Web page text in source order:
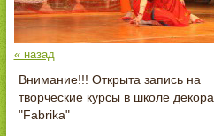
« назад
Внимание!!! Открыта запись на
творческие курсы в школе декора
"Fabrika"